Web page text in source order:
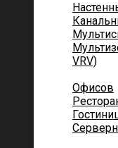
VRV)
Офисов